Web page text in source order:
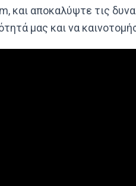
και αποκαλύψτε τις
μας και να